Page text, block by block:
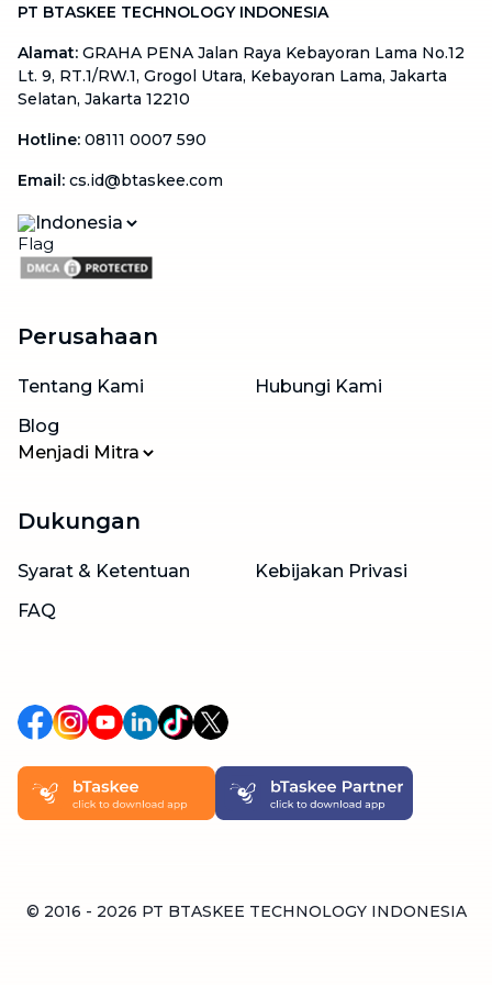
PT BTASKEE TECHNOLOGY INDONESIA
Alamat: GRAHA PENA Jalan Raya Kebayoran Lama No.12
Lt. 9, RT.1/RW.1, Grogol Utara, Kebayoran Lama, Jakarta
Selatan, Jakarta 12210
Hotline: 08111 0007 590
Email: cs.id@btaskee.com
Indonesia
Perusahaan
Tentang Kami
Hubungi Kami
Blog
Menjadi Mitra
Dukungan
Syarat & Ketentuan
Kebijakan Privasi
FAQ
© 2016 - 2026 PT BTASKEE TECHNOLOGY INDONESIA